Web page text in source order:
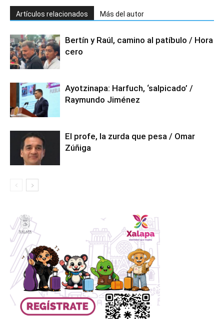
Artículos relacionados Más del autor
Bertín y Raúl, camino al patíbulo / Hora
cero
Ayotzinapa: Harfuch, ‘salpicado’ /
Raymundo Jiménez
El profe, la zurda que pesa / Omar
Zúñiga